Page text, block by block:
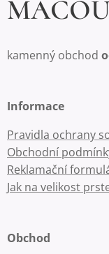
kamenný obchod
Informace
Pravidla ochrany
Obchodní
Reklamační
Jak na velikost
Obchod